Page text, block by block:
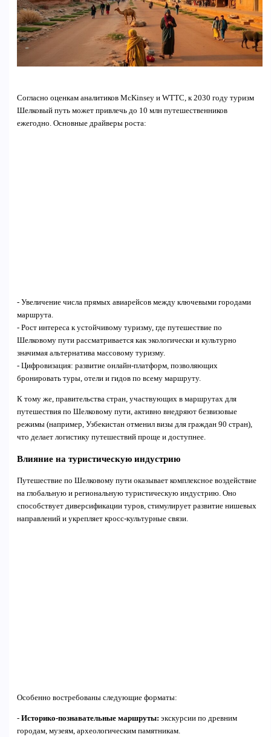
Согласно оценкам аналитиков McKinsey и WTTC, к 2030 году туризм
Шелковый путь может привлечь до 10 млн путешественников
ежегодно. Основные драйверы роста:
- Увеличение числа прямых авиарейсов между ключевыми городами
маршрута.
- Рост интереса к устойчивому туризму, где путешествие по
Шелковому пути рассматривается как экологически и культурно
значимая альтернатива массовому туризму.
- Цифровизация: развитие онлайн-платформ, позволяющих
бронировать туры, отели и гидов по всему маршруту.
К тому же, правительства стран, участвующих в маршрутах для
путешествия по Шелковому пути, активно внедряют безвизовые
режимы (например, Узбекистан отменил визы для граждан 90 стран),
что делает логистику путешествий проще и доступнее.
Влияние на туристическую индустрию
Путешествие по Шелковому пути оказывает комплексное воздействие
на глобальную и региональную туристическую индустрию. Оно
способствует диверсификации туров, стимулирует развитие нишевых
направлений и укрепляет кросс-культурные связи.
Особенно востребованы следующие форматы:
- Историко-познавательные маршруты: экскурсии по древним
городам, музеям, археологическим памятникам.